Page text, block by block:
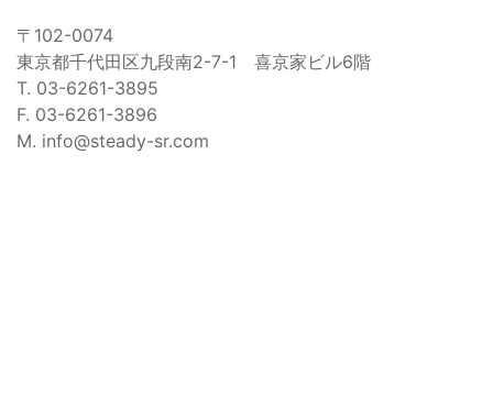
〒102-0074
東京都千代田区九段南2-7-1 喜京家ビル6階
T. 03-6261-3895
F. 03-6261-3896
M. info@steady-sr.com